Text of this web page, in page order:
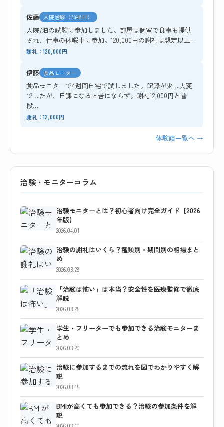
佐藤 入院治験（7泊8日）
入院7泊の試験に参加しました。部屋は個室で食事も提供
され、仕事の休暇中に参加。120,000円の謝礼は想定以上…
謝礼：120,000円
伊藤 食品モニター
食品モニターで4週間自宅で試しました。記録が少し大変
でしたが、日課になると苦にならず。謝礼12,000円と普
段…
謝礼：12,000円
体験談一覧へ →
治験・モニターコラム
治験モニターとは？初心者向け完全ガイド【2026
年版】
2026.04.01
治験の謝礼はいくら？種類別・期間別の相場まと
め
2026.03.28
「治験は怖い」は本当？安全性を医療監修で徹底
解説
2026.03.25
学生・フリーターでも参加できる治験モニターま
とめ
2026.03.20
治験に参加するまでの流れを図でわかりやすく解
説
2026.03.15
BMIが高くても参加できる？治験の参加条件を解
説